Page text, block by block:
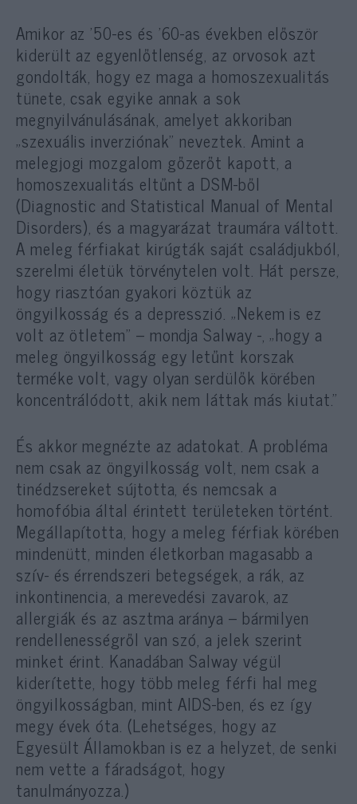
Amikor az ’50-es és ’60-as években először
kiderült az egyenlőtlenség, az orvosok azt
gondolták, hogy ez maga a homoszexualitás
tünete, csak egyike annak a sok
megnyilvánulásának, amelyet akkoriban
„szexuális inverziónak” neveztek. Amint a
melegjogi mozgalom gőzerőt kapott, a
homoszexualitás eltűnt a DSM-ből
(Diagnostic and Statistical Manual of Mental
Disorders), és a magyarázat traumára váltott.
A meleg férfiakat kirúgták saját családjukból,
szerelmi életük törvénytelen volt. Hát persze,
hogy riasztóan gyakori köztük az
öngyilkosság és a depresszió. „Nekem is ez
volt az ötletem” – mondja Salway -, „hogy a
meleg öngyilkosság egy letűnt korszak
terméke volt, vagy olyan serdülők körében
koncentrálódott, akik nem láttak más kiutat.”
És akkor megnézte az adatokat. A probléma
nem csak az öngyilkosság volt, nem csak a
tinédzsereket sújtotta, és nemcsak a
homofóbia által érintett területeken történt.
Megállapította, hogy a meleg férfiak körében
mindenütt, minden életkorban magasabb a
szív- és érrendszeri betegségek, a rák, az
inkontinencia, a merevedési zavarok, az
allergiák és az asztma aránya – bármilyen
rendellenességről van szó, a jelek szerint
minket érint. Kanadában Salway végül
kiderítette, hogy több meleg férfi hal meg
öngyilkosságban, mint AIDS-ben, és ez így
megy évek óta. (Lehetséges, hogy az
Egyesült Államokban is ez a helyzet, de senki
nem vette a fáradságot, hogy
tanulmányozza.)